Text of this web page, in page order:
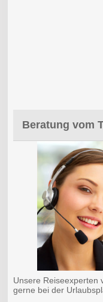
Beratung vom
Unsere Reiseexperten
gerne bei der